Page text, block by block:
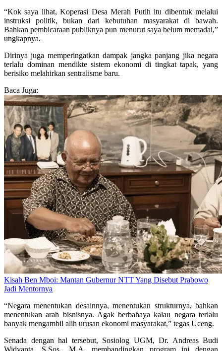
“Kok saya lihat, Koperasi Desa Merah Putih itu dibentuk melalui
instruksi politik, bukan dari kebutuhan masyarakat di bawah.
Bahkan pembicaraan publiknya pun menurut saya belum memadai,”
ungkapnya.
Dirinya juga memperingatkan dampak jangka panjang jika negara
terlalu dominan mendikte sistem ekonomi di tingkat tapak, yang
berisiko melahirkan sentralisme baru.
Baca Juga:
Kisah Ben Mboi: Mantan Gubernur NTT Yang Disebut Prabowo
Jadi Mentornya
“Negara menentukan desainnya, menentukan strukturnya, bahkan
menentukan arah bisnisnya. Agak berbahaya kalau negara terlalu
banyak mengambil alih urusan ekonomi masyarakat,” tegas Uceng.
Senada dengan hal tersebut, Sosiolog UGM, Dr. Andreas Budi